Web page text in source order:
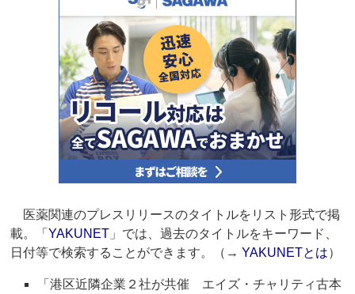
医薬関連のプレスリリースのタイトルをリスト形式で掲
載。「YAKUNET 」では、過去のタイトルをキーワード、
日付等で検索することができます。（→YAKUNETとは）
「港区近隣企業２社が共催 エイズ・チャリティ古本